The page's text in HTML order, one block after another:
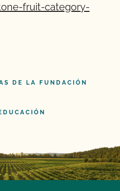
fruit-category-
DE LA FUNDACIÓN